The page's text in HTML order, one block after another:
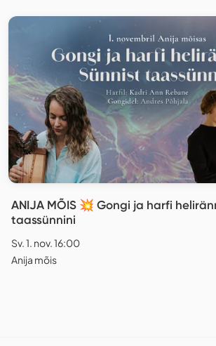
ANIJA MÕIS 💥 Gongi ja harfi
taassünnini
Sv. 1. nov. 16:00
Anija mõis